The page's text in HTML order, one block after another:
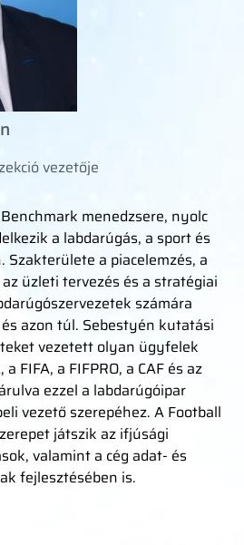
vezetője
menedzsere, nyolc
a labdarúgás, a sport és
Szakterülete a piacelemzés, a
üzleti tervezés és a stratégiai
számára
azon túl. Sebestyén kutatási
vezetett olyan ügyfelek
FIFA, a FIFPRO, a CAF és az
ezzel a labdarúgóipar
vezető szerepéhez. A Football
játszik az ifjúsági
valamint a cég adat- és
fejlesztésében is.